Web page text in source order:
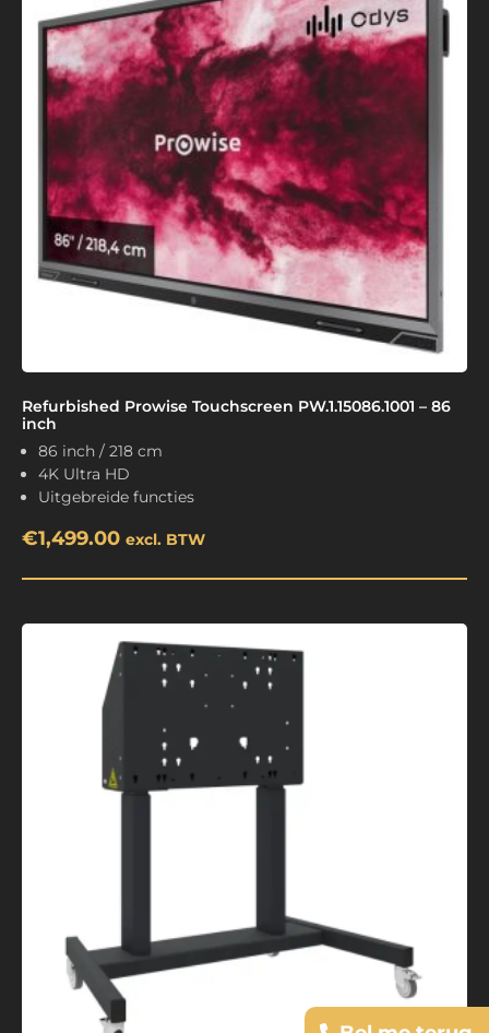
Refurbished Prowise Touchscreen PW.1.15086.1001 – 86
inch
86 inch / 218 cm
4K Ultra HD
Uitgebreide functies
€1,499.00 excl. BTW